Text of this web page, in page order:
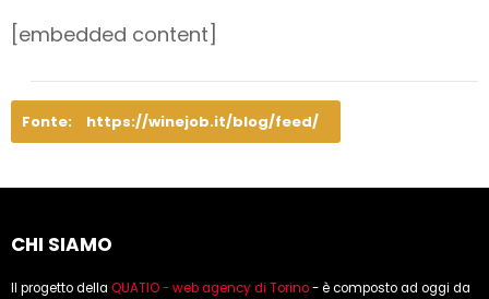
[embedded content]
Fonte: https://winejob.it/blog/feed/
CHI SIAMO
Il progetto della QUATIO - web agency di Torino- è composto ad oggi da